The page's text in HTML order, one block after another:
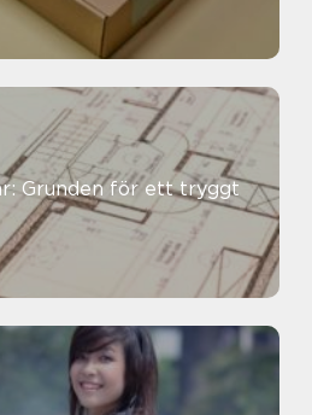
Grunden för ett tryggt